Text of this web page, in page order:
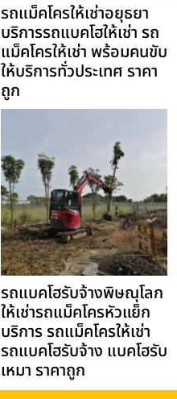
รถแม็คโครให้เช่าอยุธยา
บริการรถแบคโฮให้เช่า รถ
แม็คโครให้เช่า พร้อมคนขับ
ให้บริการทั่วประเทศ ราคา
ถูก
รถแบคโฮรับจ้างพิษณุโลก
ให้เช่ารถแม็คโครหัวแย็ก
บริการ รถแม็คโครให้เช่า
รถแบคโฮรับจ้าง แบคโฮรับ
เหมา ราคาถูก